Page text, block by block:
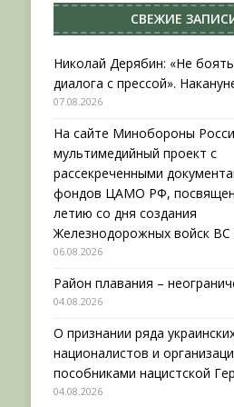
[ 04.08.2026 ]
[ 04.08.2026 ]
НОВОСТИ
[ 31.07.2026 ]
[ 07.08.2026 ]
СВЕЖИЕ
Николай Дерябин: «Не
диалога с прессой».
07.08.2026
На сайте Минобороны
мультимедийный проект с
рассекреченными
фондов ЦАМО РФ,
летию со дня создания
Железнодорожных войск
06.08.2026
Район плавания –
04.08.2026
О признании ряда
националистов и
пособниками нацистской
04.08.2026